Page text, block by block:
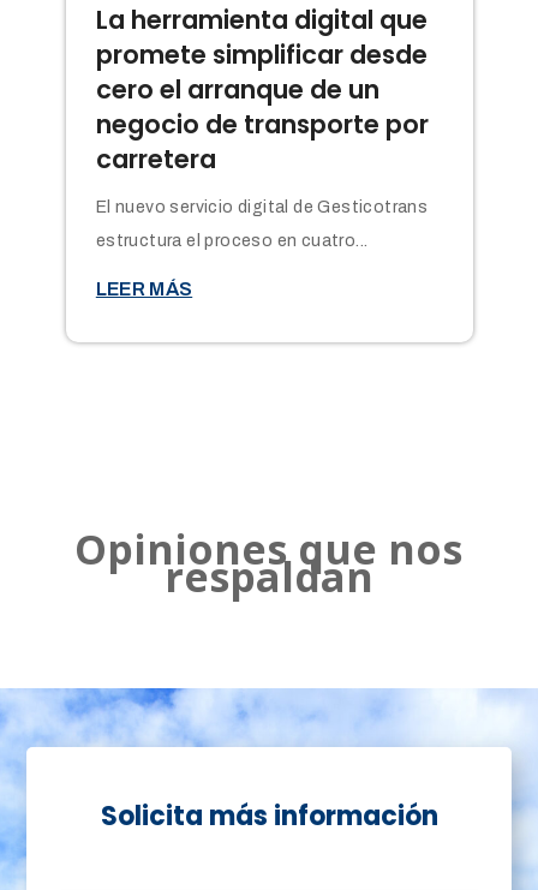
La herramienta digital que
promete simplificar desde
cero el arranque de un
negocio de transporte por
carretera
El nuevo servicio digital de Gesticotrans
estructura el proceso en cuatro...
LEER MÁS
Opiniones que nos
respaldan
Solicita más información